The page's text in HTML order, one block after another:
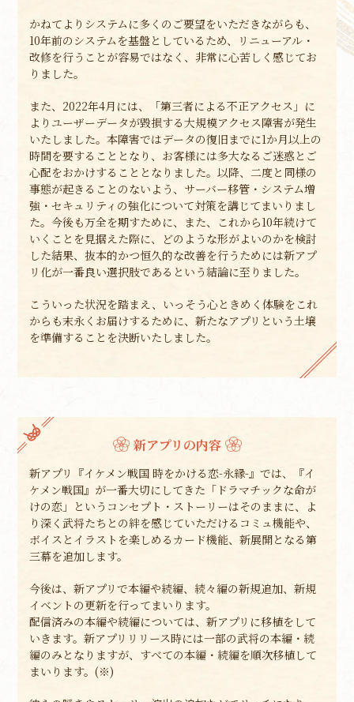
かねてよりシステムに多くのご要望をいただきながらも、
10年前のシステムを基盤としているため、リニューアル・
改修を行うことが容易ではなく、非常に心苦しく感じてお
りました。
また、2022年4月には、「第三者による不正アクセス」に
よりユーザーデータが毀損する大規模アクセス障害が発生
いたしました。本障害ではデータの復旧までに1か月以上の
時間を要することとなり、お客様には多大なるご迷惑とご
心配をおかけすることとなりました。以降、二度と同様の
事態が起きることのないよう、サーバー移管・システム増
強・セキュリティの強化について対策を講じてまいりまし
た。今後も万全を期すために、また、これから10年続けて
いくことを見据えた際に、どのような形がよいのかを検討
した結果、抜本的かつ恒久的な改善を行うためには新アプ
リ化が一番良い選択肢であるという結論に至りました。
こういった状況を踏まえ、いっそう心ときめく体験をこれ
からも末永くお届けするために、新たなアプリという土壌
を準備することを決断いたしました。
新アプリの内容
新アプリ『イケメン戦国 時をかける恋-永縁-』では、『イ
ケメン戦国』が一番大切にしてきた「ドラマチックな命が
けの恋」というコンセプト・ストーリーはそのままに、よ
り深く武将たちとの絆を感じていただけるコミュ機能や、
ボイスとイラストを楽しめるカード機能、新展開となる第
三幕を追加します。
今後は、新アプリで本編や続編、続々編の新規追加、新規
イベントの更新を行ってまいります。
配信済みの本編や続編については、新アプリに移植をして
いきます。新アプリリリース時には一部の武将の本編・続
編のみとなりますが、すべての本編・続編を順次移植して
まいります。(※)